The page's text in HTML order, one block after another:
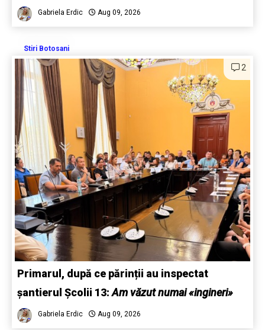
Gabriela Erdic Aug 09, 2026
Stiri Botosani
2
Primarul, după ce părinții au inspectat
șantierul Școlii 13:Am văzut numai «ingineri»
Gabriela Erdic Aug 09, 2026